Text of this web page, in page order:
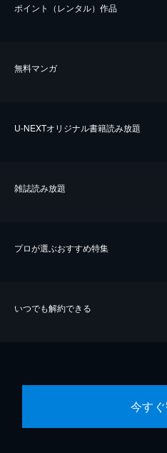
ポイント（レンタル）作品
無料マンガ
U-NEXTオリジナル書籍読み放題
雑誌読み放題
プロが選ぶおすすめ特集
いつでも解約できる
今す